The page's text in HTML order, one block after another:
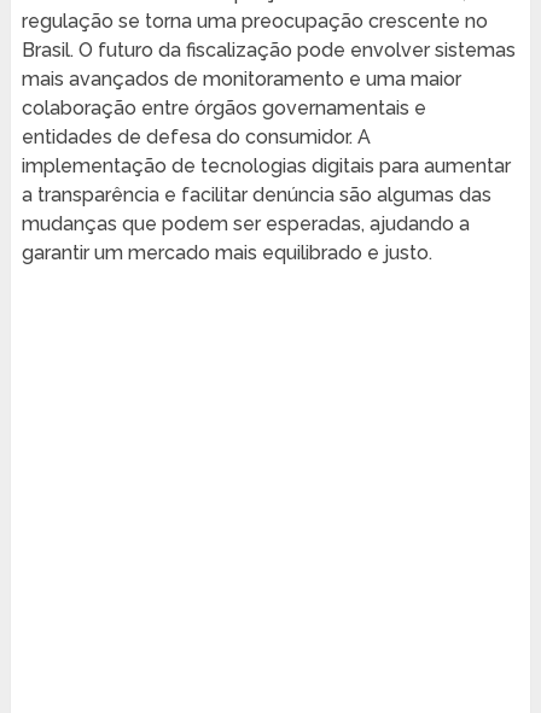
regulação se torna uma preocupação crescente no
Brasil. O futuro da fiscalização pode envolver sistemas
mais avançados de monitoramento e uma maior
colaboração entre órgãos governamentais e
entidades de defesa do consumidor. A
implementação de tecnologias digitais para aumentar
a transparência e facilitar denúncia são algumas das
mudanças que podem ser esperadas, ajudando a
garantir um mercado mais equilibrado e justo.